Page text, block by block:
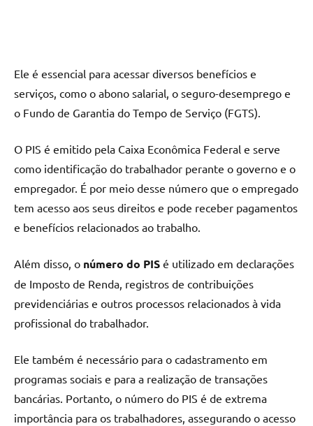
Ele é essencial para acessar diversos benefícios e
serviços, como o abono salarial, o seguro-desemprego e
o Fundo de Garantia do Tempo de Serviço (FGTS).
O PIS é emitido pela Caixa Econômica Federal e serve
como identificação do trabalhador perante o governo e o
empregador. É por meio desse número que o empregado
tem acesso aos seus direitos e pode receber pagamentos
e benefícios relacionados ao trabalho.
Além disso, o número do PIS é utilizado em declarações
de Imposto de Renda, registros de contribuições
previdenciárias e outros processos relacionados à vida
profissional do trabalhador.
Ele também é necessário para o cadastramento em
programas sociais e para a realização de transações
bancárias. Portanto, o número do PIS é de extrema
importância para os trabalhadores, assegurando o acesso